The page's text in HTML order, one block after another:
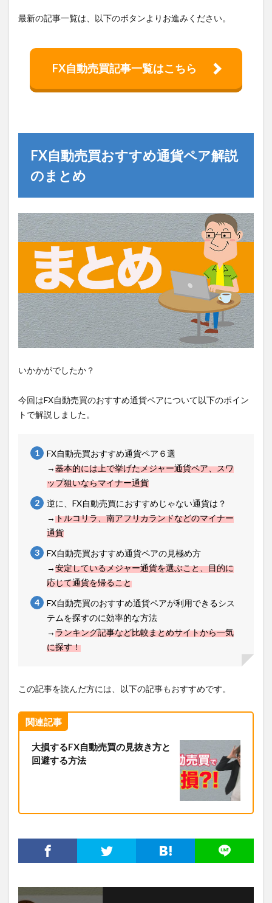
最新の記事一覧は、以下のボタンよりお進みください。
FX自動売買記事一覧はこちら
FX自動売買おすすめ通貨ペア解説
のまとめ
いかかがでしたか？
今回はFX自動売買のおすすめ通貨ペアについて以下のポイン
トで解説しました。
FX自動売買おすすめ通貨ペア６選
→基本的には上で挙げたメジャー通貨ペア、スワ
ップ狙いならマイナー通貨
逆に、FX自動売買におすすめじゃない通貨は？
→トルコリラ、南アフリカランドなどのマイナー
通貨
FX自動売買おすすめ通貨ペアの見極め方
→安定しているメジャー通貨を選ぶこと、目的に
応じて通貨を帰ること
FX自動売買のおすすめ通貨ペアが利用できるシス
テムを探すのに効率的な方法
→ランキング記事など比較まとめサイトから一気
に探す！
この記事を読んだ方には、以下の記事もおすすめです。
関連記事
大損するFX自動売買の見抜き方と
回避する方法